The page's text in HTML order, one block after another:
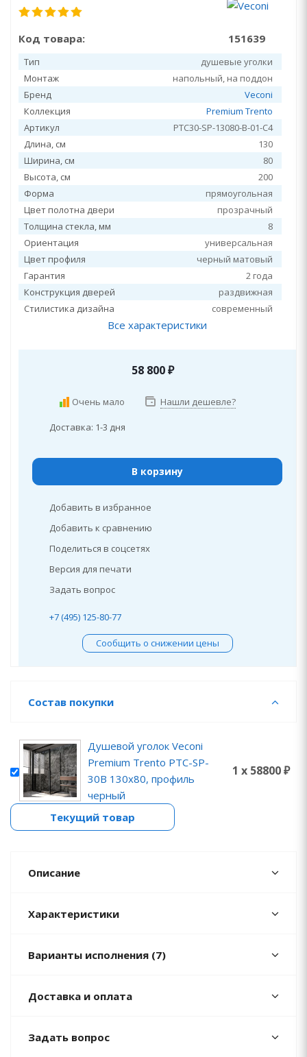
Код товара: 151639
Тип
душевые уголки
Монтаж
напольный, на поддон
Бренд
Veconi
Коллекция
Premium Trento
Артикул
PTC30-SP-13080-B-01-C4
Длина, см
130
Ширина, см
80
Высота, см
200
Форма
прямоугольная
Цвет полотна двери
прозрачный
Толщина стекла, мм
8
Ориентация
универсальная
Цвет профиля
черный матовый
Гарантия
2 года
Конструкция дверей
раздвижная
Стилистика дизайна
современный
Все характеристики
58 800₽
Очень мало Нашли дешевле?
Доставка: 1-3 дня
В корзину
Добавить в избранное
Добавить к сравнению
Поделиться в соцсетях
Версия для печати
Задать вопрос
+7 (495) 125-80-77
Сообщить о снижении цены
Состав покупки
Душевой уголок Veconi
Premium Trento PTC-SP-
30B 130x80, профиль
черный
1 x 58800 ₽
Текущий товар
Описание
Характеристики
Варианты исполнения (7)
Доставка и оплата
Задать вопрос